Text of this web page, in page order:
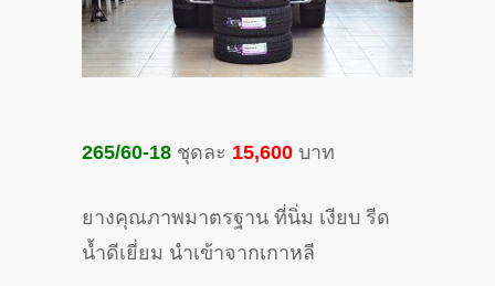
265/60-18 ชุดละ 15,600 บาท
ยางคุณภาพมาตรฐาน ที่นิ่ม เงียบ รีด
น้ำดีเยี่ยม นำเข้าจากเกาหลี